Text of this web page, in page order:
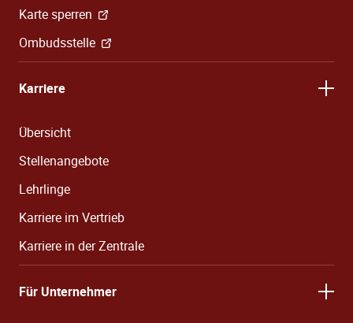
Karte sperren
Ombudsstelle
Karriere
Übersicht
Stellenangebote
Lehrlinge
Karriere im Vertrieb
Karriere in der Zentrale
Für Unternehmer